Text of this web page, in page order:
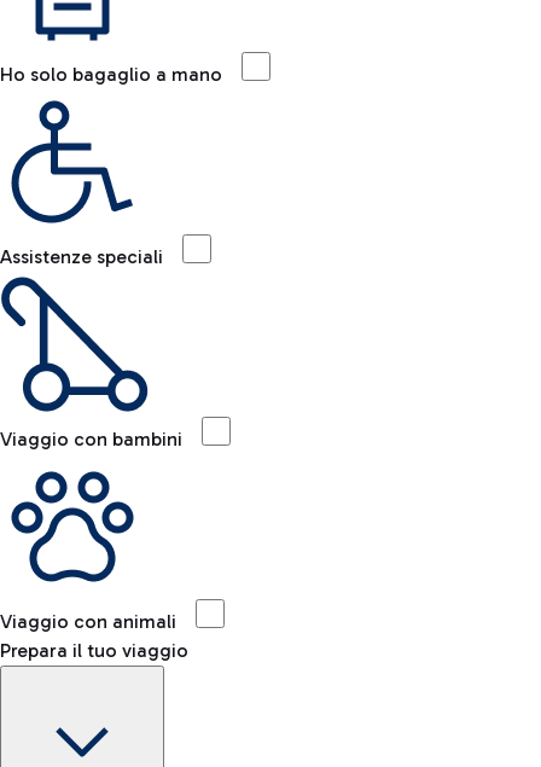
Ho solo bagaglio a mano
Assistenze speciali
Viaggio con bambini
Viaggio con animali
Prepara il tuo viaggio